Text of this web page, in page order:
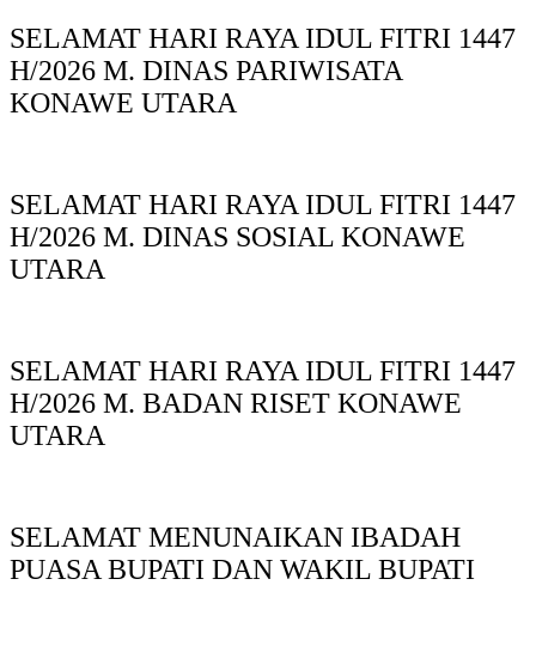
SELAMAT HARI RAYA IDUL FITRI 1447
H/2026 M. DINAS PARIWISATA
KONAWE UTARA
SELAMAT HARI RAYA IDUL FITRI 1447
H/2026 M. DINAS SOSIAL KONAWE
UTARA
SELAMAT HARI RAYA IDUL FITRI 1447
H/2026 M. BADAN RISET KONAWE
UTARA
SELAMAT MENUNAIKAN IBADAH
PUASA BUPATI DAN WAKIL BUPATI